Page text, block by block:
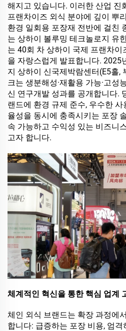
해지고 있습니다. 이러한 산업 진
프랜차이즈 외식 분야에 깊이 뿌
환경 일회용 포장재 전반에 걸친
는 상하이 볼루밍 테크놀로지 유
는 40회 차 상하이 국제 프랜차이
을 자랑스럽게 발표합니다. 2025
지 상하이 신국제박람센터(E5홀,
크는 생분해성·재활용 가능·고성
신 연구개발 성과를 공개합니다.
랜드에 환경 규제 준수, 우수한
율성을 동시에 충족시키는 포장
속 가능하고 수익성 있는 비즈니
고자 합니다.
체계적인 혁신을 통한 핵심 업계
체인 외식 브랜드는 확장 과정에
합니다: 급증하는 포장 비용, 엄